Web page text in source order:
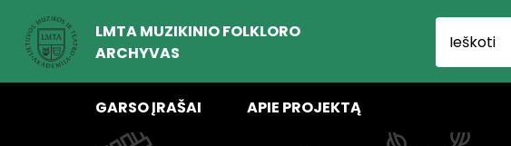
LMTA MUZIKINIO FOLKLORO
ARCHYVAS
GARSO ĮRAŠAI APIE PROJEKTĄ